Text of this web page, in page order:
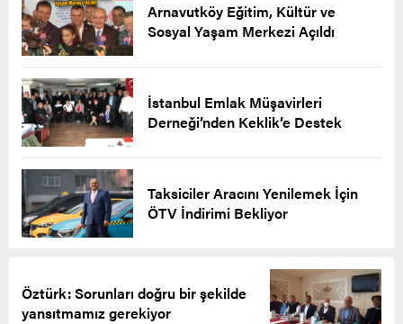
Arnavutköy Eğitim, Kültür ve
Sosyal Yaşam Merkezi Açıldı
İstanbul Emlak Müşavirleri
Derneği’nden Keklik’e Destek
Taksiciler Aracını Yenilemek İçin
ÖTV İndirimi Bekliyor
Öztürk: Sorunları doğru bir şekilde
yansıtmamız gerekiyor